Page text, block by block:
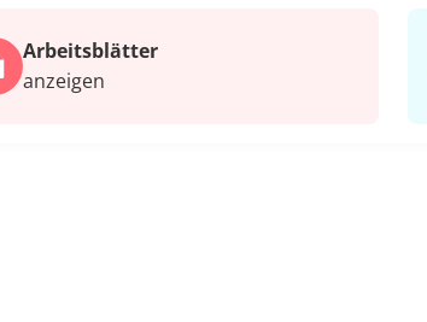
Arbeits­blätter
anzeigen